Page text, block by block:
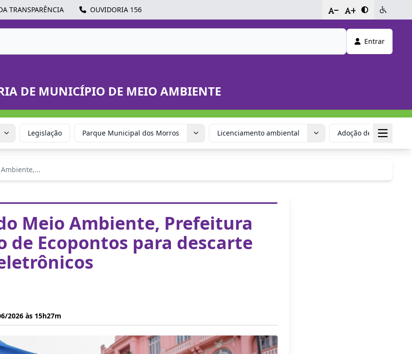
TRANSPARÊNCIA OUVIDORIA 156 - +
Entrar
DE MUNICÍPIO DE MEIO AMBIENTE
Legislação Parque Municipal dos Morros Licenciamento ambiental Adoção de Animais
Meio Ambiente, Prefeitura
de Ecopontos para descarte
2026 às 15h27m